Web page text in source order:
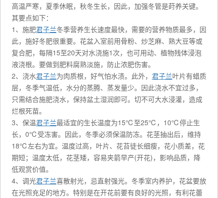
高温严寒，夏季休眠，秋冬生长，因此，加强冬管是莳养关键。
其要点如下：
1、施肥君子兰冬季营养生长速度最快，需要的营养物质最多，因
此，施好冬肥很重要。花盆入室前用骨粉、炒芝麻、熟大豆等或
复合肥，每隔15至20天对水浇施1次，也可用动、植物残体浸泡
液浇根。要做到肥料腐熟淡施，防止浓肥伤害。
2、浇水君子兰为肉质根，好气怕水渍。此外， 君子兰叶片有蜡质
层，冬季气温低，水分的蒸腾、蒸发量少。因此浇水不宜过多，
只需结合施肥浇水，保持盆土湿润即可。切不可大水浸灌，造成
烂根死苗。
3、保温君子兰最适宜的生长温度为15℃至25℃，10℃停止生
长，0℃受冻害。因此，冬季必须保温防冻。花茎抽出后，维持
18℃左右为宜。温度过高，叶片、花苔徒长细瘦，花小质差，花
期短；温度太低，花茎矮，容易夹箭早产(开花)，影响品质，降
低观赏价值。
4、调光君子兰喜散射光，忌直射强光。冬季室内养护，花盆要放
在光照充足的地方。特别是在开花前要有良好的光照，有利花蕾